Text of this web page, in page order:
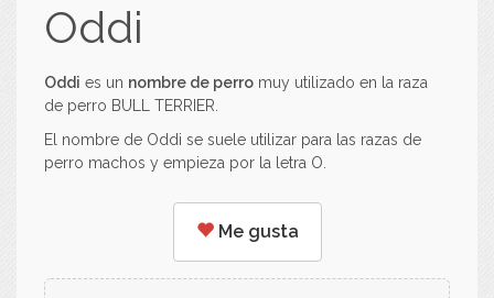
Oddi
Oddi es un nombre de perro muy utilizado en la raza
de perro BULL TERRIER.
El nombre de Oddi se suele utilizar para las razas de
perro machos y empieza por la letra O.
Me gusta